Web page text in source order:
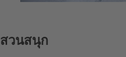
สวนสนุก